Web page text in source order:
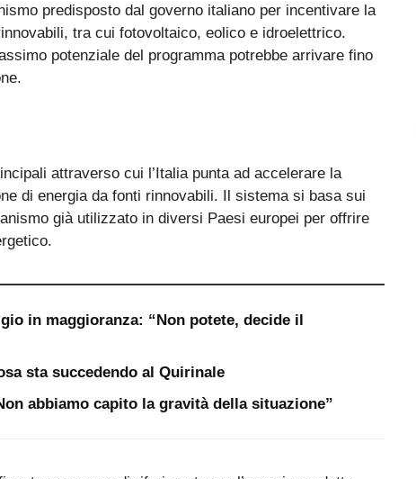
predisposto dal governo italiano per incentivare la
tra cui fotovoltaico, eolico e idroelettrico.
potenziale del programma potrebbe arrivare fino
attraverso cui l’Italia punta ad accelerare la
di energia da fonti rinnovabili. Il sistema si basa sui
già utilizzato in diversi Paesi europei per offrire
in maggioranza: “Non potete, decide il
sta succedendo al Quirinale
abbiamo capito la gravità della situazione”